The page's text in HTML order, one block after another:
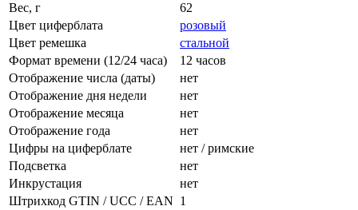
Вес, г
62
Цвет циферблата
розовый
Цвет ремешка
стальной
Формат времени (12/24 часа)
12 часов
Отображение числа (даты)
нет
Отображение дня недели
нет
Отображение месяца
нет
Отображение года
нет
Цифры на циферблате
нет / римские
Подсветка
нет
Инкрустация
нет
Штрихкод GTIN / UCC / EAN 1